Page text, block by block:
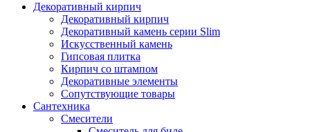
Декоративный кирпич
Декоративный кирпич
Декоративный камень серии Slim
Искусственный камень
Гипсовая плитка
Кирпич со штампом
Декоративные элементы
Сопутствующие товары
Сантехника
Смесители